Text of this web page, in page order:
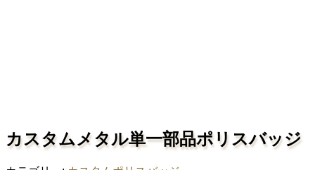
カスタムメタル単一部品ポリスバッジ